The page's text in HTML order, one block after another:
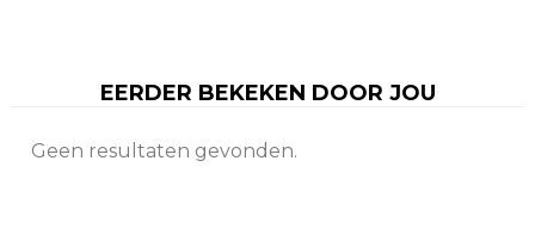
EERDER BEKEKEN DOOR JOU
Geen resultaten gevonden.